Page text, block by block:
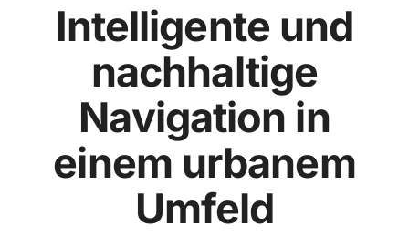
Intelligente und
nachhaltige
Navigation in
einem urbanem
Umfeld